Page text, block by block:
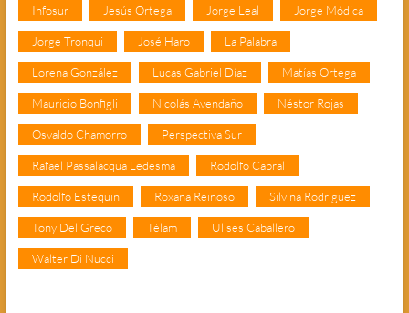
Infosur Jesús Ortega Jorge Leal Jorge Módica
Jorge Tronqui José Haro La Palabra
Lorena González Lucas Gabriel Díaz Matías Ortega
Mauricio Bonfigli Nicolás Avendaño Néstor Rojas
Osvaldo Chamorro Perspectiva Sur
Rafael Passalacqua Ledesma Rodolfo Cabral
Rodolfo Estequin Roxana Reinoso Silvina Rodríguez
Tony Del Greco Télam Ulises Caballero
Walter Di Nucci